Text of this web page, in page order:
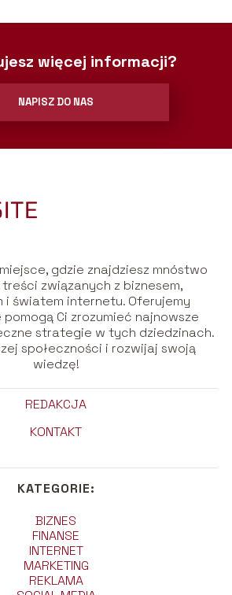
więcej informacji?
NAPISZ DO NAS
gdzie znajdziesz mnóstwo
związanych z biznesem,
i światem internetu. Oferujemy
Ci zrozumieć najnowsze
strategie w tych dziedzinach.
społeczności i rozwijaj swoją
wiedzę!
REDAKCJA
KONTAKT
KATEGORIE:
BIZNES
FINANSE
INTERNET
MARKETING
REKLAMA